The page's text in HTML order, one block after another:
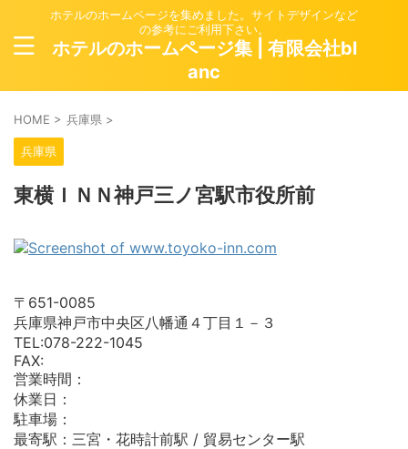
ホテルのホームページを集めました。サイトデザインなど
の参考にご利用下さい。
ホテルのホームページ集 | 有限会社bl
anc
HOME > 兵庫県 >
兵庫県
東横ＩＮＮ神戸三ノ宮駅市役所前
〒651-0085
兵庫県神戸市中央区八幡通４丁目１－３
TEL:078-222-1045
FAX:
営業時間：
休業日：
駐車場：
最寄駅：三宮・花時計前駅 / 貿易センター駅